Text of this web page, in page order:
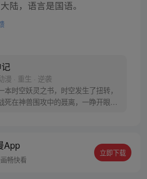
陆，语言是国语。
漫 · 重生 · 逆袭
本时空妖灵之书，时空发生了扭转，
死在神兽围攻中的聂离，一睁开眼已
App
畅快看
立即下载